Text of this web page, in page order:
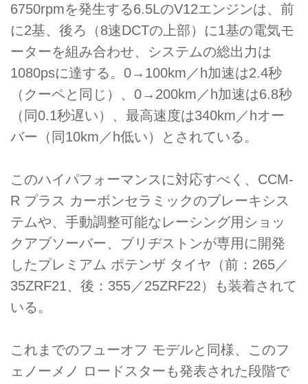
6750rpmを発生する6.5LのV12エンジンは、前
に2基、後ろ（8速DCTの上部）に1基の電気モ
ーターを組み合わせ、システムの総出力は
1080psに達する。0→100km／h加速は2.4秒
（クーペと同じ）、0→200km／h加速は6.8秒
（同0.1秒遅い）、最高速度は340km／hオー
バー（同10km／h低い）とされている。
このハイパフォーマンスに対応すべく、CCM-
R プラス カーボンセラミックのブレーキシス
テムや、手動調整可能なレーシング用ショッ
クアブソーバー、ブリヂストンが専用に開発
したプレミアム ポテンザ タイヤ（前：265／
35ZRF21、後：355／25ZRF22）も装着されて
いる。
これまでのフューオフ モデルと同様、このフ
ェノーメノ ロードスターも発表された段階で